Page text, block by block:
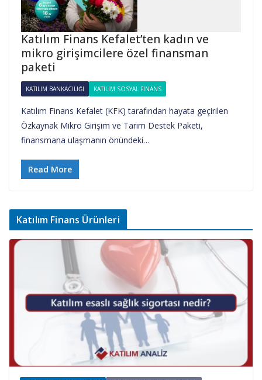
Katılım Finans Kefalet’ten kadın ve
mikro girişimcilere özel finansman
paketi
KATILIM BANKACILIĞI KATILIM SOSYAL FINANS
Katılım Finans Kefalet (KFK) tarafından hayata geçirilen
Özkaynak Mikro Girişim ve Tarım Destek Paketi,
finansmana ulaşmanın önündeki…
Read More
Katılım Finans Ürünleri